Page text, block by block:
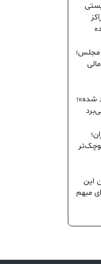
مجلس؛
شده»؛
این
مبهم